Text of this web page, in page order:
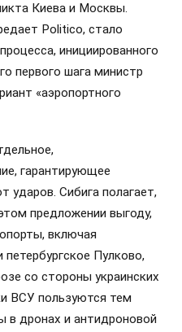
Киева и Москвы.
Politico, стало
инициированного
первого шага министр
«аэропортного
гарантирующее
ударов. Сибига полагает,
предложении выгоду,
включая
Пулково,
со стороны украинских
ВСУ пользуются тем
в дронах и антидроновой